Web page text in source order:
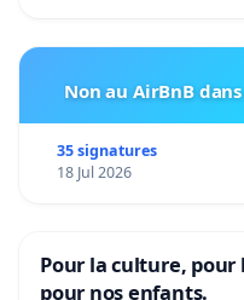
Non au AirBnB
35 signatures
18 Jul 2026
Pour la culture, pour
pour nos enfants.